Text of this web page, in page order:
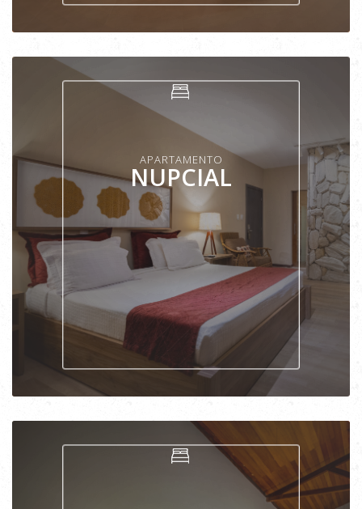
APARTAMENTO
NUPCIAL
VER APARTAMENTO